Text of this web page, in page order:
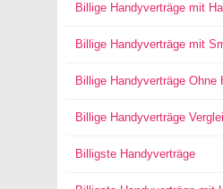
Billige Handyverträge mit
Billige Handyverträge mit
Billige Handyverträge Ohne
Billige Handyverträge
Billigste Handyverträge